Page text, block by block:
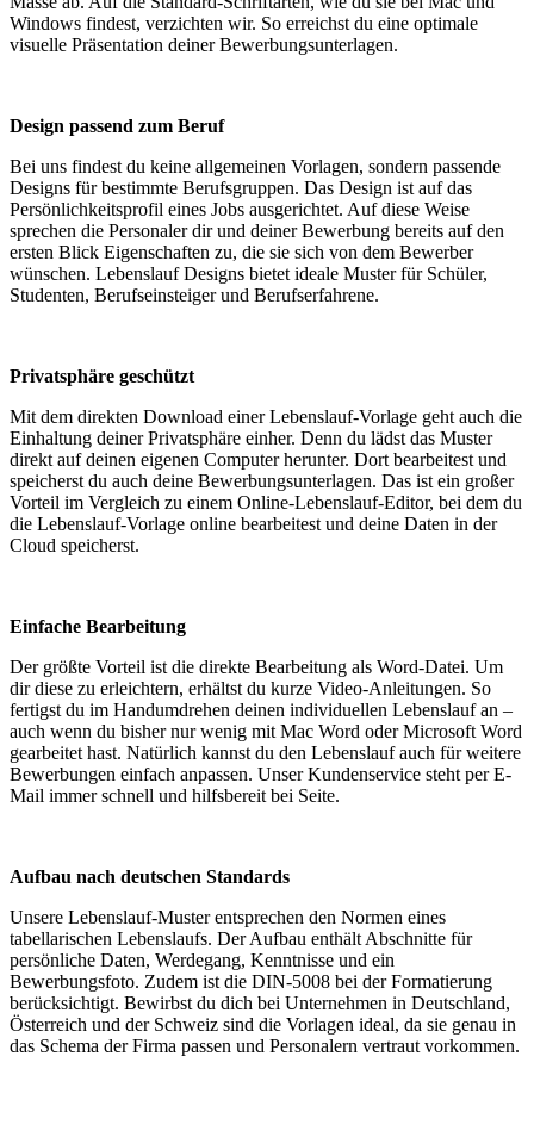
Windows findest, verzichten wir. So erreichst du eine optimale
visuelle Präsentation deiner Bewerbungsunterlagen.
Design passend zum Beruf
Bei uns findest du keine allgemeinen Vorlagen, sondern passende
Designs für bestimmte Berufsgruppen. Das Design ist auf das
Persönlichkeitsprofil eines Jobs ausgerichtet. Auf diese Weise
sprechen die Personaler dir und deiner Bewerbung bereits auf den
ersten Blick Eigenschaften zu, die sie sich von dem Bewerber
wünschen. Lebenslauf Designs bietet ideale Muster für Schüler,
Studenten, Berufseinsteiger und Berufserfahrene.
Privatsphäre geschützt
Mit dem direkten Download einer Lebenslauf-Vorlage geht auch die
Einhaltung deiner Privatsphäre einher. Denn du lädst das Muster
direkt auf deinen eigenen Computer herunter. Dort bearbeitest und
speicherst du auch deine Bewerbungsunterlagen. Das ist ein großer
Vorteil im Vergleich zu einem Online-Lebenslauf-Editor, bei dem du
die Lebenslauf-Vorlage online bearbeitest und deine Daten in der
Cloud speicherst.
Einfache Bearbeitung
Der größte Vorteil ist die direkte Bearbeitung als Word-Datei. Um
dir diese zu erleichtern, erhältst du kurze Video-Anleitungen. So
fertigst du im Handumdrehen deinen individuellen Lebenslauf an –
auch wenn du bisher nur wenig mit Mac Word oder Microsoft Word
gearbeitet hast. Natürlich kannst du den Lebenslauf auch für weitere
Bewerbungen einfach anpassen. Unser Kundenservice steht per E-
Mail immer schnell und hilfsbereit bei Seite.
Aufbau nach deutschen Standards
Unsere Lebenslauf-Muster entsprechen den Normen eines
tabellarischen Lebenslaufs. Der Aufbau enthält Abschnitte für
persönliche Daten, Werdegang, Kenntnisse und ein
Bewerbungsfoto. Zudem ist die DIN-5008 bei der Formatierung
berücksichtigt. Bewirbst du dich bei Unternehmen in Deutschland,
Österreich und der Schweiz sind die Vorlagen ideal, da sie genau in
das Schema der Firma passen und Personalern vertraut vorkommen.